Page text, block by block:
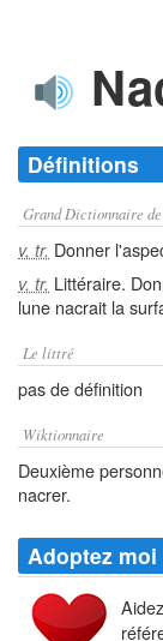
Définitions
Grand Dictionnaire
v. tr. Donner
v. tr. Littéraire.
lune nacrait la
Le littré
pas de définition
Wiktionnaire
Deuxième
nacrer.
Adoptez moi